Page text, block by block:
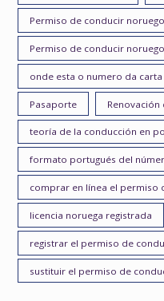
Permiso de conducir
Permiso de conducir
onde esta o numero da
Pasaporte
teoría de la conducción en
formato portugués del
comprar en línea el permiso
licencia noruega registrada
registrar el permiso de
sustituir el permiso de